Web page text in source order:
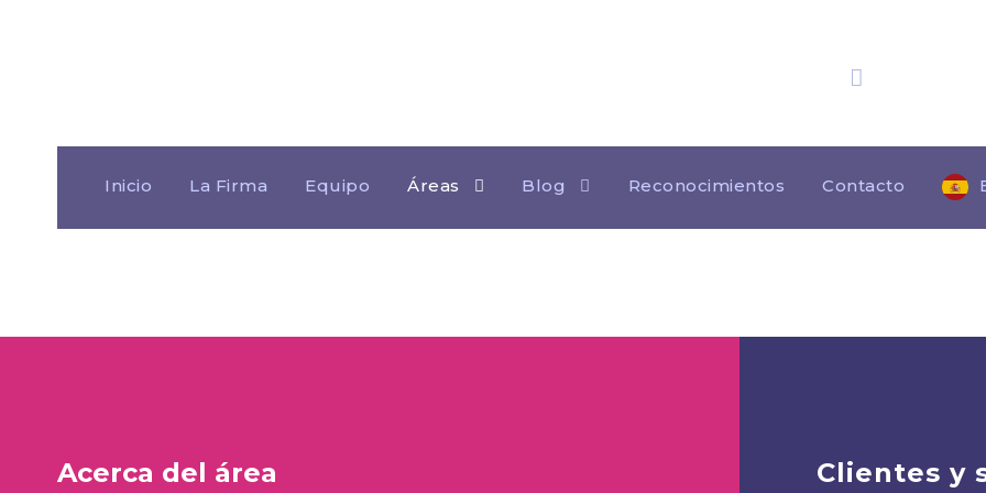
Inicio La Firma Equipo Áreas Blog Reconocimientos Contacto
GERMAN DESK
Acerca del área Clientes y